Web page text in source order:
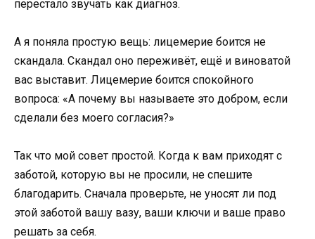
перестало звучать как диагноз.
А я поняла простую вещь: лицемерие боится не
скандала. Скандал оно переживёт, ещё и виноватой
вас выставит. Лицемерие боится спокойного
вопроса: «А почему вы называете это добром, если
сделали без моего согласия?»
Так что мой совет простой. Когда к вам приходят с
заботой, которую вы не просили, не спешите
благодарить. Сначала проверьте, не уносят ли под
этой заботой вашу вазу, ваши ключи и ваше право
решать за себя.